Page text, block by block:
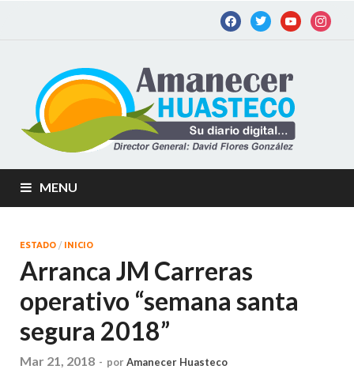
MENU
ESTADO / INICIO
Arranca JM Carreras
operativo “semana santa
segura 2018”
Mar 21, 2018 - por Amanecer Huasteco